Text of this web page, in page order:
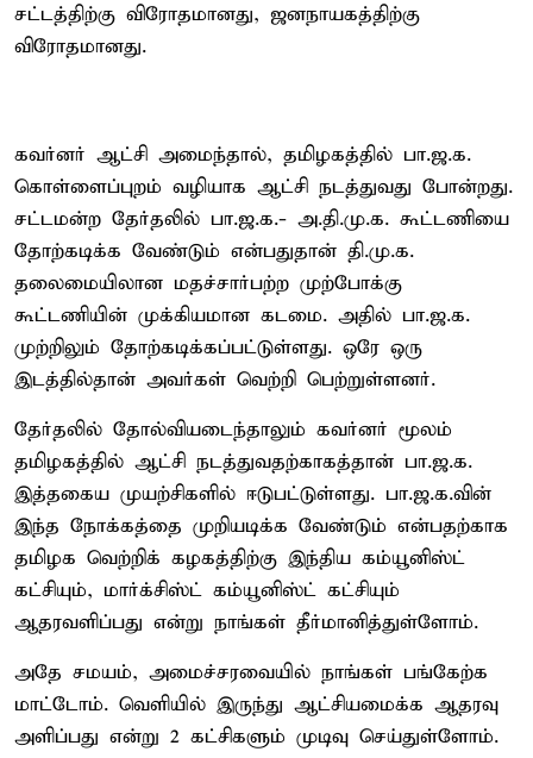
சட்டத்திற்கு விரோதமானது, ஜனநாயகத்திற்கு
விரோதமானது.
கவர்னர் ஆட்சி அமைந்தால், தமிழகத்தில் பா.ஜ.க.
கொள்ளைப்புறம் வழியாக ஆட்சி நடத்துவது போன்றது.
சட்டமன்ற தேர்தலில் பா.ஜ.க.- அ.தி.மு.க. கூட்டணியை
தோற்கடிக்க வேண்டும் என்பதுதான் தி.மு.க.
தலைமையிலான மதச்சார்பற்ற முற்போக்கு
கூட்டணியின் முக்கியமான கடமை. அதில் பா.ஜ.க.
முற்றிலும் தோற்கடிக்கப்பட்டுள்ளது. ஒரே ஒரு
இடத்தில்தான் அவர்கள் வெற்றி பெற்றுள்ளனர்.
தேர்தலில் தோல்வியடைந்தாலும் கவர்னர் மூலம்
தமிழகத்தில் ஆட்சி நடத்துவதற்காகத்தான் பா.ஜ.க.
இத்தகைய முயற்சிகளில் ஈடுபட்டுள்ளது. பா.ஜ.க.வின்
இந்த நோக்கத்தை முறியடிக்க வேண்டும் என்பதற்காக
தமிழக வெற்றிக் கழகத்திற்கு இந்திய கம்யூனிஸ்ட்
கட்சியும், மார்க்சிஸ்ட் கம்யூனிஸ்ட் கட்சியும்
ஆதரவளிப்பது என்று நாங்கள் தீர்மானித்துள்ளோம்.
அதே சமயம், அமைச்சரவையில் நாங்கள் பங்கேற்க
மாட்டோம். வெளியில் இருந்து ஆட்சியமைக்க ஆதரவு
அளிப்பது என்று 2 கட்சிகளும் முடிவு செய்துள்ளோம்.